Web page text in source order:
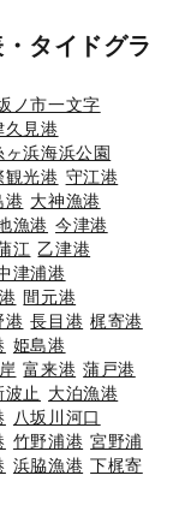
タイドグラ
ノ市一文字
久見港
ヶ浜海浜公園
観光港 守江港
港 大神漁港
漁港 今津港
江 乙津港
津浦港
間元港
港 長目港 梶寄港
姫島港
富来港 蒲戸港
波止
大泊漁港
八坂川河口
竹野浦港 宮野浦
浜脇漁港 下梶寄